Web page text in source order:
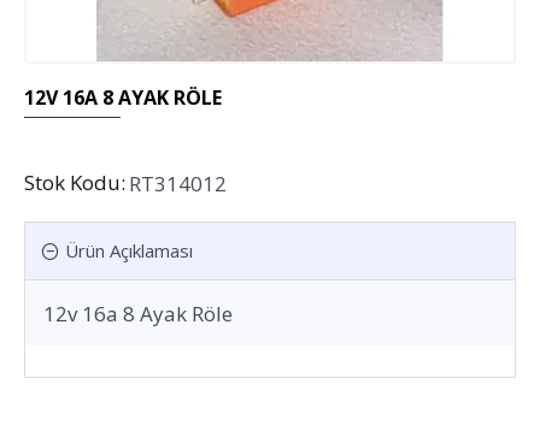
12V 16A 8 AYAK RÖLE
Stok Kodu: RT314012
Ürün Açıklaması
12v 16a 8 Ayak Röle